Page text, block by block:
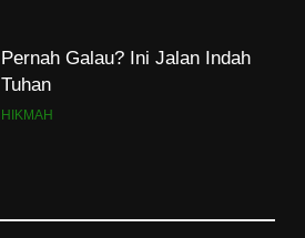
Pernah Galau? Ini Jalan Indah
Tuhan
HIKMAH